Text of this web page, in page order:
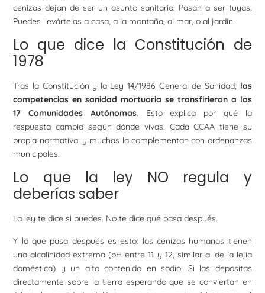
cenizas dejan de ser un asunto sanitario. Pasan a ser tuyas.
Puedes llevártelas a casa, a la montaña, al mar, o al jardín.
Lo que dice la Constitución de
1978
Tras la Constitución y la Ley 14/1986 General de Sanidad, las
competencias en sanidad mortuoria se transfirieron a las
17 Comunidades Autónomas. Esto explica por qué la
respuesta cambia según dónde vivas. Cada CCAA tiene su
propia normativa, y muchas la complementan con ordenanzas
municipales.
Lo que la ley NO regula y
deberías saber
La ley te dice si puedes. No te dice qué pasa después.
Y lo que pasa después es esto: las cenizas humanas tienen
una alcalinidad extrema (pH entre 11 y 12, similar al de la lejía
doméstica) y un alto contenido en sodio. Si las depositas
directamente sobre la tierra esperando que se conviertan en